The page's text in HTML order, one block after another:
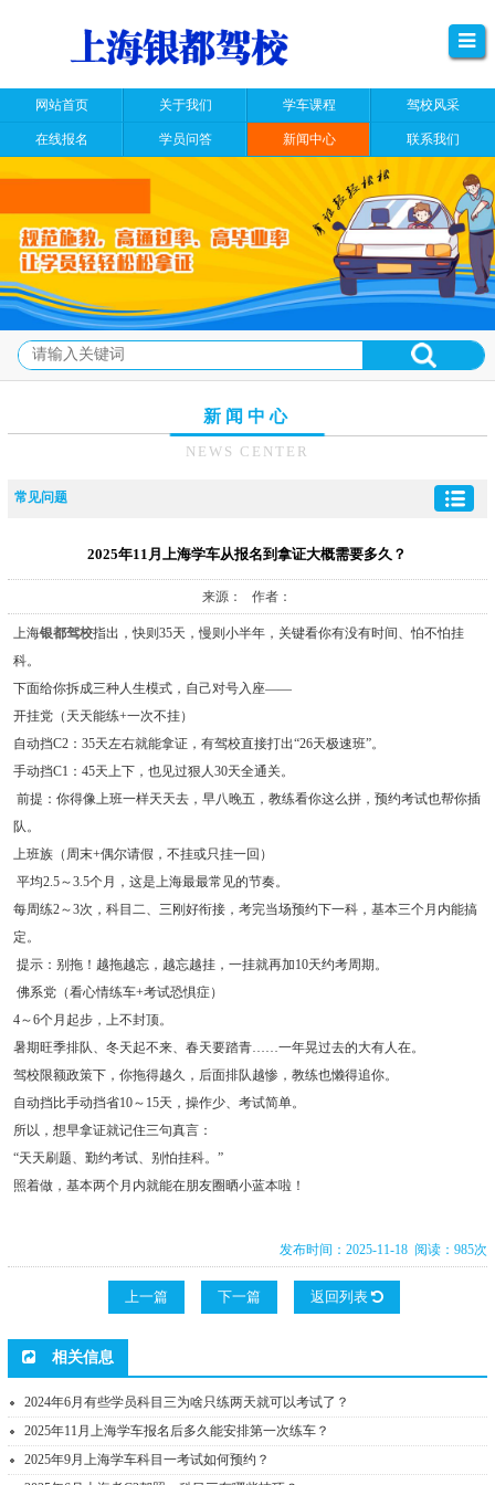
网站首页 关于我们 学车课程 驾校风采
在线报名 学员问答 新闻中心 联系我们
新闻中心
NEWS CENTER
常见问题
2025年11月上海学车从报名到拿证大概需要多久？
来源： 作者：
上海银都驾校指出，快则35天，慢则小半年，关键看你有没有时间、怕不怕挂
科。
下面给你拆成三种人生模式，自己对号入座——
开挂党（天天能练+一次不挂）
自动挡C2：35天左右就能拿证，有驾校直接打出“26天极速班”。
手动挡C1：45天上下，也见过狠人30天全通关。
前提：你得像上班一样天天去，早八晚五，教练看你这么拼，预约考试也帮你插
队。
上班族（周末+偶尔请假，不挂或只挂一回）
平均2.5～3.5个月，这是上海最最常见的节奏。
每周练2～3次，科目二、三刚好衔接，考完当场预约下一科，基本三个月内能搞
定。
提示：别拖！越拖越忘，越忘越挂，一挂就再加10天约考周期。
佛系党（看心情练车+考试恐惧症）
4～6个月起步，上不封顶。
暑期旺季排队、冬天起不来、春天要踏青……一年晃过去的大有人在。
驾校限额政策下，你拖得越久，后面排队越惨，教练也懒得追你。
自动挡比手动挡省10～15天，操作少、考试简单。
所以，想早拿证就记住三句真言：
“天天刷题、勤约考试、别怕挂科。”
照着做，基本两个月内就能在朋友圈晒小蓝本啦！
发布时间：2025-11-18 阅读：985次
上一篇 下一篇 返回列表
相关信息
2024年6月有些学员科目三为啥只练两天就可以考试了？
2025年11月上海学车报名后多久能安排第一次练车？
2025年9月上海学车科目一考试如何预约？